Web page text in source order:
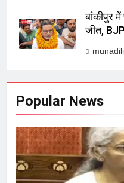
बांकीपुर
जीत,
Popular News